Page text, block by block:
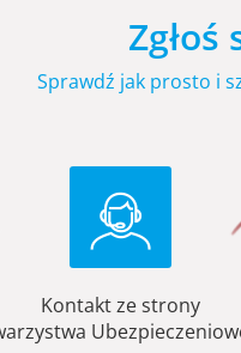
Sprawdź jak prosto i
Kontakt ze strony